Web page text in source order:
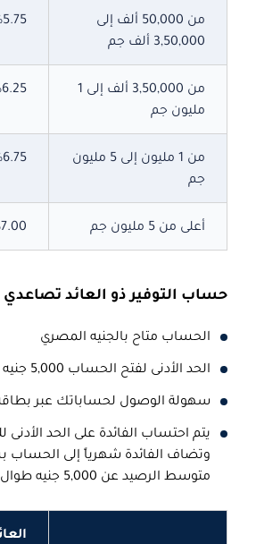
من 50,000 ألف إلى
3,50,000 ألف جم
من 3,50,000
ألف إلى 1
مليون جم
من 1 مليون إلى 5 مليون
جم
أعلى من 5 مليون جم
حساب التوفير ذو العائد
الحساب متاح بالجنيه المصري
الحد الأدنى لفتح الحساب 5,000 جنيه مصري
سهولة الوصول لحساباتك عبر
يتم احتساب الفائدة على الحد
وتضاف الفائدة شهرياً إلى الحساب
متوسط الرصيد عن 5,000 جنيه طوال الشهر